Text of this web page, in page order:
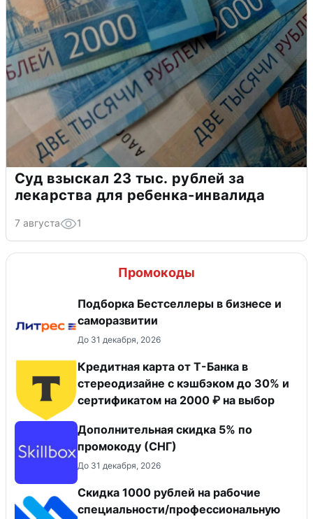
Суд взыскал 23 тыс. рублей за
лекарства для ребенка-инвалида
7 августа 1
Промокоды
Подборка Бестселлеры в бизнесе и
саморазвитии
До 31 декабря, 2026
Кредитная карта от Т-Банка в
стереодизайне с кэшбэком до 30% и
сертификатом на 2000 ₽ на выбор
Дополнительная скидка 5% по
промокоду (СНГ)
До 31 декабря, 2026
Скидка 1000 рублей на рабочие
специальности/профессиональную